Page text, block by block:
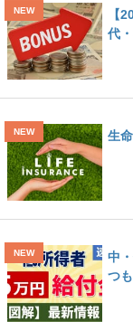
【
代
生
中
つ